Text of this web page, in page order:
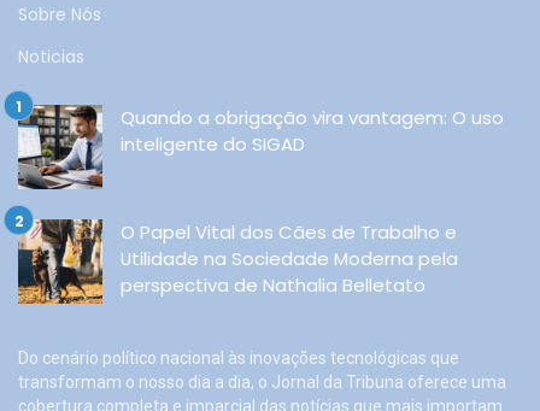
Sobre Nós
Noticias
Quando a obrigação vira vantagem: O uso
inteligente do SIGAD
O Papel Vital dos Cães de Trabalho e
Utilidade na Sociedade Moderna pela
perspectiva de Nathalia Belletato
Do cenário político nacional às inovações tecnológicas que
transformam o nosso dia a dia, o Jornal da Tribuna oferece uma
cobertura completa e imparcial das notícias que mais importam.